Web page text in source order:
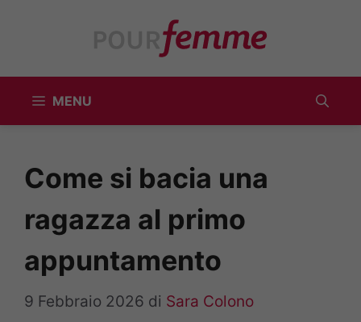
MENU
Come si bacia una
ragazza al primo
appuntamento
9 Febbraio 2026 di Sara Colono